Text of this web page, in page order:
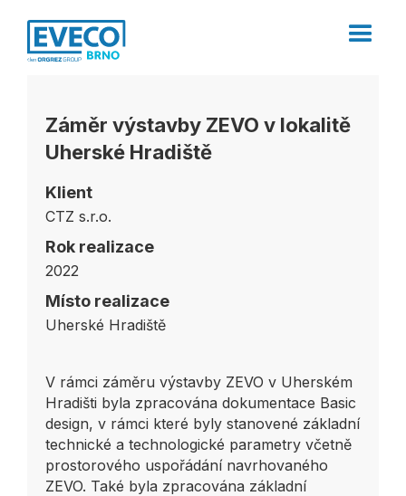
Záměr výstavby ZEVO v lokalitě
Uherské Hradiště
Klient
CTZ s.r.o.
Rok realizace
2022
Místo realizace
Uherské Hradiště
V rámci záměru výstavby ZEVO v Uherském
Hradišti byla zpracována dokumentace Basic
design, v rámci které byly stanovené základní
technické a technologické parametry včetně
prostorového uspořádání navrhovaného
ZEVO. Také byla zpracována základní